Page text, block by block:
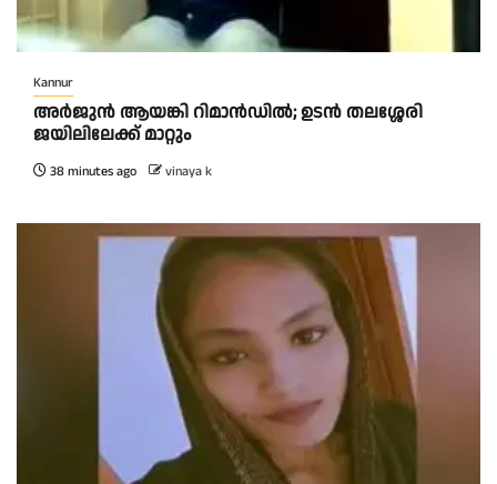
Kannur
അര്‍ജുന്‍ ആയങ്കി റിമാന്‍ഡില്‍; ഉടന്‍ തലശ്ശേരി
ജയിലിലേക്ക് മാറ്റും
38 minutes ago vinaya k